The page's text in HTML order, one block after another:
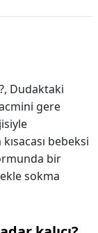
Dudaktaki
gere
bebeksi
bir
sokma